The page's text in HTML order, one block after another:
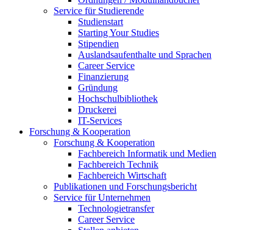
Service für Studierende
Studienstart
Starting Your Studies
Stipendien
Auslandsaufenthalte und Sprachen
Career Service
Finanzierung
Gründung
Hochschulbibliothek
Druckerei
IT-Services
Forschung & Kooperation
Forschung & Kooperation
Fachbereich Informatik und Medien
Fachbereich Technik
Fachbereich Wirtschaft
Publikationen und Forschungsbericht
Service für Unternehmen
Technologietransfer
Career Service